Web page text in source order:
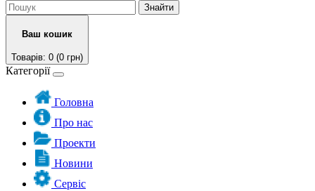
Знайти
Ваш кошик
Товарів: 0 (0 грн)
Категорії
Головна
Про нас
Проекти
Новини
Сервіс